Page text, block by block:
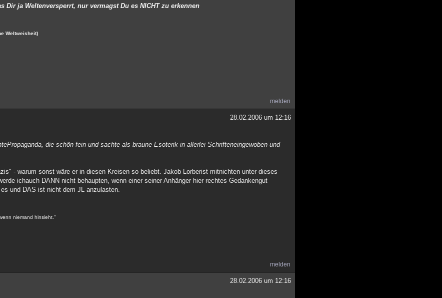
Dir ja Weltenversperrt, nur vermagst Du es NICHT zu erkennen
Weltweisheit)
melden
28.02.2006 um 12:16
die schön fein und sachte als braune Esoterik in allerlei Schrifteneingewoben und
- warum sonst wäre er in diesen Kreisen so beliebt. Jakob Lorberist mitnichten unter dieses
ichauch DANN nicht behaupten, wenn einer seiner Anhänger hier rechtes Gedankengut
und DAS ist nicht dem JL anzulasten.
niemand hinsieht."
melden
28.02.2006 um 12:16